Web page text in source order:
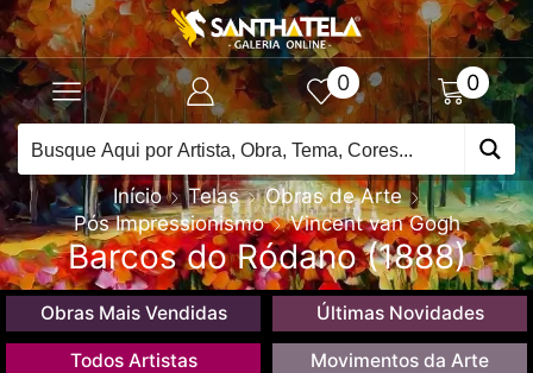
0 0
Início Telas
Obras de Arte
Pós Impressionismo
Vincent van Gogh
Barcos do Ródano (1888)
Obras Mais Vendidas Últimas Novidades
Todos Artistas Movimentos da Arte